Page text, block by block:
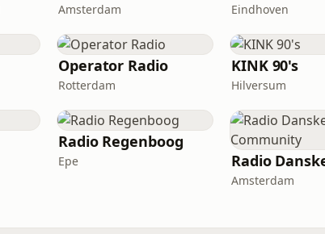
Amsterdam Eindhoven
Operator Radio
Rotterdam
KINK 90's
Hilversum
Radio Regenboog
Epe
Amsterdam